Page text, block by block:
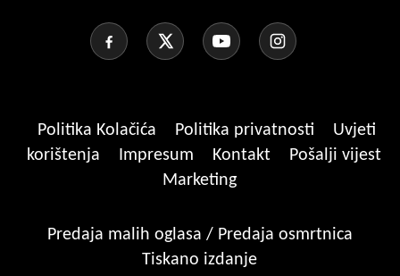
Politika Kolačića Politika privatnosti
Uvjeti
korištenja
Impresum Kontakt
Pošalji vijest
Marketing
Predaja malih oglasa / Predaja osmrtnica
Tiskano izdanje